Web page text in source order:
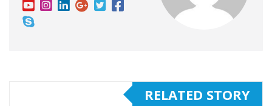
RELATED STORY